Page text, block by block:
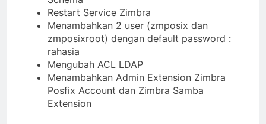
Restart Service Zimbra
Menambahkan 2 user (zmposix dan
zmposixroot) dengan default password :
rahasia
Mengubah ACL LDAP
Menambahkan Admin Extension Zimbra
Posfix Account dan Zimbra Samba
Extension